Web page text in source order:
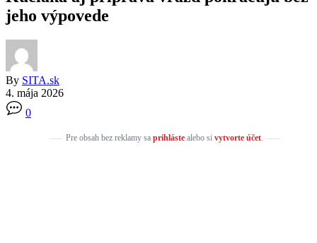
jeho výpovede
By SITA.sk
4. mája 2026
0
Pre obsah bez reklamy sa prihlástealebo si vytvorte účet.